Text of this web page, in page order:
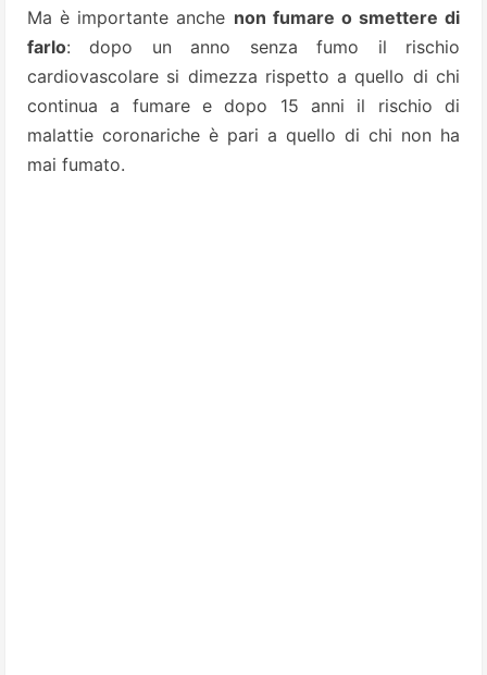
Ma è importante anche non fumare o smettere di
farlo: dopo un anno senza fumo il rischio
cardiovascolare si dimezza rispetto a quello di chi
continua a fumare e dopo 15 anni il rischio di
malattie coronariche è pari a quello di chi non ha
mai fumato.